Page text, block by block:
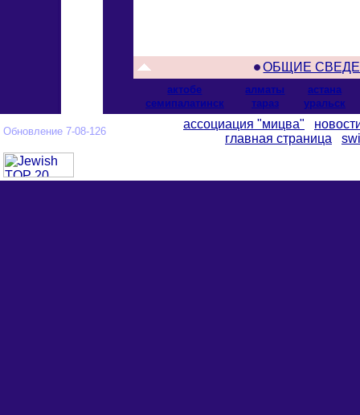
ОБЩИЕ
актобе алматы
астана
cемипалатинск
тараз уральск
Обновление 7-08-126
ассоциация "мицва"
главная страница